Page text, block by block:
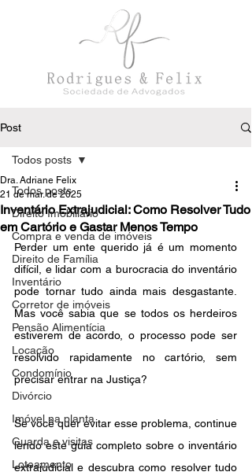
Post
Todos posts
Direito Imobiliário
Compra e venda de imóveis
Direito de Família
Inventário
Corretor de imóveis
Pensão Alimentícia
Locação
Condomínio
Divórcio
Imóvel na planta
Guarda e visitas
Loteamento
Todos posts
Inventário Extrajudicial: Como Resolver Tudo
em Cartório e Gastar Menos Tempo
Dra. Adriane Felix
21 de mar. de 2025
Perder um ente querido já é um momento
difícil, e lidar com a burocracia do inventário
pode tornar tudo ainda mais desgastante.
Mas você sabia que se todos os herdeiros
estiverem de acordo, o processo pode ser
resolvido rapidamente no cartório, sem
precisar entrar na Justiça?
Se você quer evitar esse problema, continue
lendo este guia completo sobre o inventário
extrajudicial e descubra como resolver tudo